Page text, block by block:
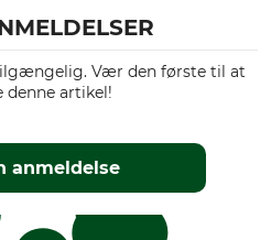
Vær den første til at
denne artikel!
anmeldelse